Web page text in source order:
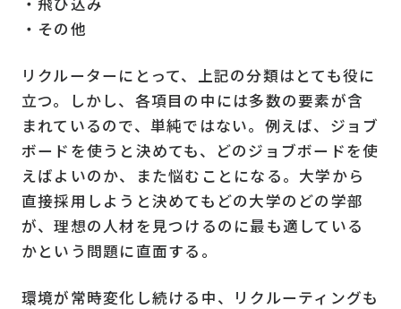
・その他
リクルーターにとって、上記の分類はとても役に
立つ。しかし、各項目の中には多数の要素が含
まれているので、単純ではない。例えば、ジョブ
ボードを使うと決めても、どのジョブボードを使
えばよいのか、また悩むことになる。大学から
直接採用しようと決めてもどの大学のどの学部
が、理想の人材を見つけるのに最も適している
かという問題に直面する。
環境が常時変化し続ける中、リクルーティングも